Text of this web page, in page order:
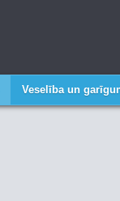
Veselība un